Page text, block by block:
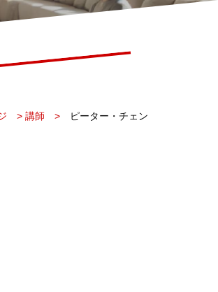
> 講師 > ピーター・チェン